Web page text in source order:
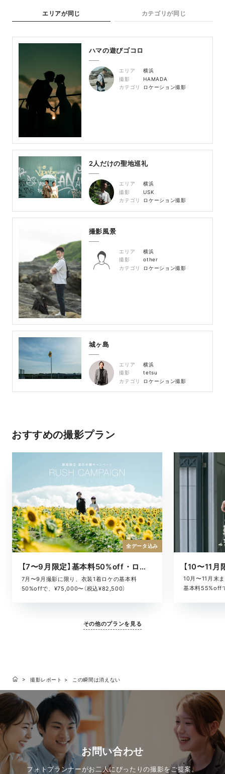
エリアが同じ カテゴリが同じ
ハマの遊びゴコロ
エリア
横浜
撮影
HAMADA
カテゴリ
ロケーション撮影
2人だけの聖地巡礼
エリア
横浜
撮影
USK
カテゴリ
ロケーション撮影
撮影風景
エリア
横浜
撮影
other
カテゴリ
ロケーション撮影
城ヶ島
エリア
横浜
撮影
tetsu
カテゴリ
ロケーション撮影
おすすめの撮影プラン
【7〜9月限定】基本料50%off・ロケキャンペーン
7月〜9月撮影に限り、衣装1着ロケの基本料
50%offで、¥75,000〜（税込¥82,500）
全データ込み
10月〜11月末
基本料55%off
その他のプランを見る
撮影レポート この瞬間は消えない
お問い合わせ
フォトプランナーがお二人にぴったりの撮影をご提案。